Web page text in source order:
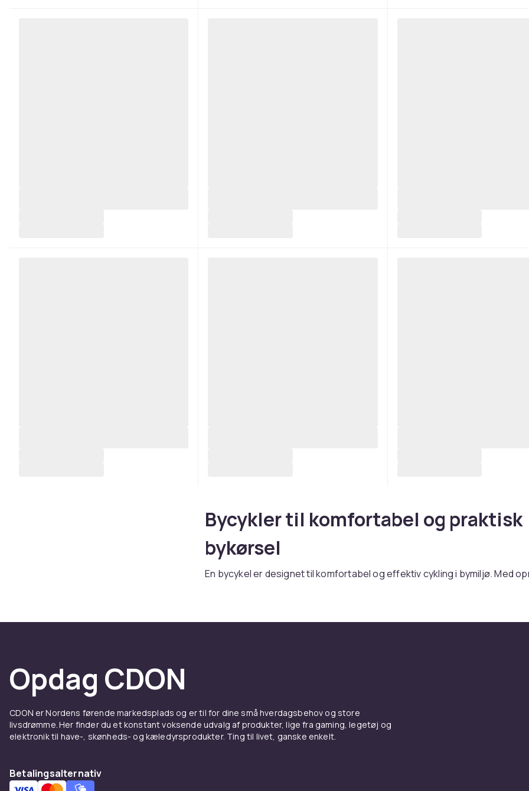
Bycykler til komfortabel og praktisk
bykørsel
En bycykel er designet til komfortabel og effektiv cykling i bymiljø. Med
Bycyklen kendetegnes ved den komfortable oprejste siddestilling der
vedligeholdelsesfrie og vejrbestandige. Skivebremser giver bedst
alle vejrforhold.
Hos CDON finder du bycykler til konkurrencedygtige priser. Supplér med
Opdag CDON
CDON er Nordens førende markedsplads og er til for dine små hverdagsbehov og store
livsdrømme. Her finder du et konstant voksende udvalg af produkter, lige fra gaming, legetøj og
elektronik til have-, skønheds- og kæledyrsprodukter. Ting til livet, ganske enkelt.
Betalingsalternativ